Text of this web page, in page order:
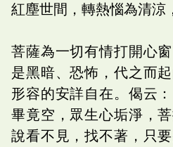
紅塵世間，轉熱惱為清涼
菩薩為一切有情打開心
是黑暗、恐怖，代之而
形容的安詳自在。偈云
畢竟空，眾生心垢淨，
說看不見，找不著，只